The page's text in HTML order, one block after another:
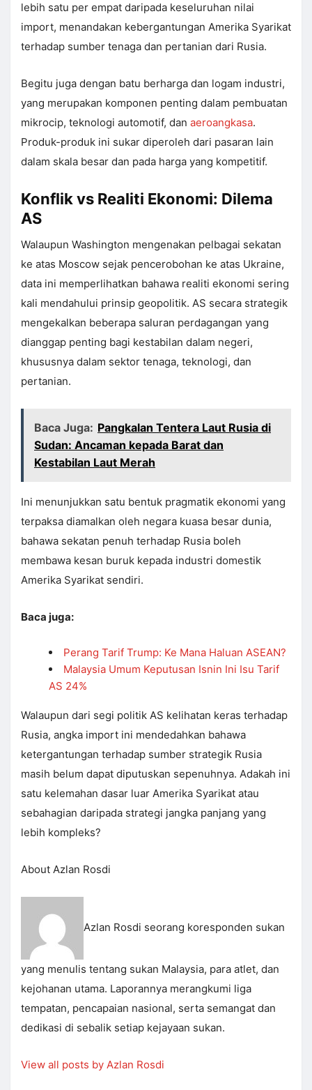
lebih satu per empat daripada keseluruhan nilai
import, menandakan kebergantungan Amerika Syarikat
terhadap sumber tenaga dan pertanian dari Rusia.
Begitu juga dengan batu berharga dan logam industri,
yang merupakan komponen penting dalam pembuatan
mikrocip, teknologi automotif, dan aeroangkasa.
Produk-produk ini sukar diperoleh dari pasaran lain
dalam skala besar dan pada harga yang kompetitif.
Konflik vs Realiti Ekonomi: Dilema
AS
Walaupun Washington mengenakan pelbagai sekatan
ke atas Moscow sejak pencerobohan ke atas Ukraine,
data ini memperlihatkan bahawa realiti ekonomi sering
kali mendahului prinsip geopolitik. AS secara strategik
mengekalkan beberapa saluran perdagangan yang
dianggap penting bagi kestabilan dalam negeri,
khususnya dalam sektor tenaga, teknologi, dan
pertanian.
Baca Juga: Pangkalan Tentera Laut Rusia di
Sudan: Ancaman kepada Barat dan
Kestabilan Laut Merah
Ini menunjukkan satu bentuk pragmatik ekonomi yang
terpaksa diamalkan oleh negara kuasa besar dunia,
bahawa sekatan penuh terhadap Rusia boleh
membawa kesan buruk kepada industri domestik
Amerika Syarikat sendiri.
Baca juga:
Perang Tarif Trump: Ke Mana Haluan ASEAN?
Malaysia Umum Keputusan Isnin Ini Isu Tarif
AS 24%
Walaupun dari segi politik AS kelihatan keras terhadap
Rusia, angka import ini mendedahkan bahawa
ketergantungan terhadap sumber strategik Rusia
masih belum dapat diputuskan sepenuhnya. Adakah ini
satu kelemahan dasar luar Amerika Syarikat atau
sebahagian daripada strategi jangka panjang yang
lebih kompleks?
About Azlan Rosdi
Azlan Rosdi seorang koresponden sukan
yang menulis tentang sukan Malaysia, para atlet, dan
kejohanan utama. Laporannya merangkumi liga
tempatan, pencapaian nasional, serta semangat dan
dedikasi di sebalik setiap kejayaan sukan.
View all posts by Azlan Rosdi